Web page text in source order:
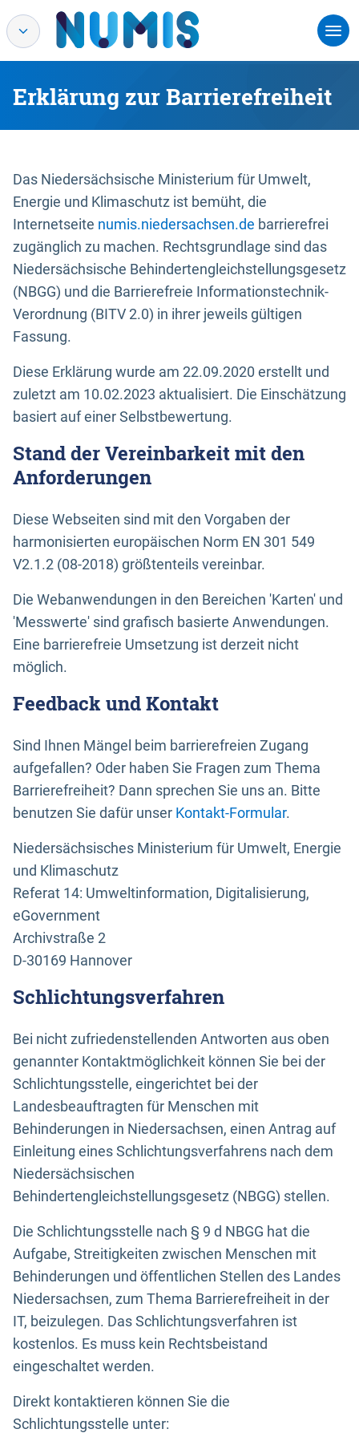
Erklärung zur Barrierefreiheit
Das Niedersächsische Ministerium für Umwelt,
Energie und Klimaschutz ist bemüht, die
Internetseite numis.niedersachsen.de barrierefrei
zugänglich zu machen. Rechtsgrundlage sind das
Niedersächsische Behindertengleichstellungsgesetz
(NBGG) und die Barrierefreie Informationstechnik-
Verordnung (BITV 2.0) in ihrer jeweils gültigen
Fassung.
Diese Erklärung wurde am 22.09.2020 erstellt und
zuletzt am 10.02.2023 aktualisiert. Die Einschätzung
basiert auf einer Selbstbewertung.
Stand der Vereinbarkeit mit den
Anforderungen
Diese Webseiten sind mit den Vorgaben der
harmonisierten europäischen Norm EN 301 549
V2.1.2 (08-2018) größtenteils vereinbar.
Die Webanwendungen in den Bereichen 'Karten' und
'Messwerte' sind grafisch basierte Anwendungen.
Eine barrierefreie Umsetzung ist derzeit nicht
möglich.
Feedback und Kontakt
Sind Ihnen Mängel beim barrierefreien Zugang
aufgefallen? Oder haben Sie Fragen zum Thema
Barrierefreiheit? Dann sprechen Sie uns an. Bitte
benutzen Sie dafür unser Kontakt-Formular.
Niedersächsisches Ministerium für Umwelt, Energie
und Klimaschutz
Referat 14: Umweltinformation, Digitalisierung,
eGovernment
Archivstraße 2
D-30169 Hannover
Schlichtungsverfahren
Bei nicht zufriedenstellenden Antworten aus oben
genannter Kontaktmöglichkeit können Sie bei der
Schlichtungsstelle, eingerichtet bei der
Landesbeauftragten für Menschen mit
Behinderungen in Niedersachsen, einen Antrag auf
Einleitung eines Schlichtungsverfahrens nach dem
Niedersächsischen
Behindertengleichstellungsgesetz (NBGG) stellen.
Die Schlichtungsstelle nach § 9 d NBGG hat die
Aufgabe, Streitigkeiten zwischen Menschen mit
Behinderungen und öffentlichen Stellen des Landes
Niedersachsen, zum Thema Barrierefreiheit in der
IT, beizulegen. Das Schlichtungsverfahren ist
kostenlos. Es muss kein Rechtsbeistand
eingeschaltet werden.
Direkt kontaktieren können Sie die
Schlichtungsstelle unter: